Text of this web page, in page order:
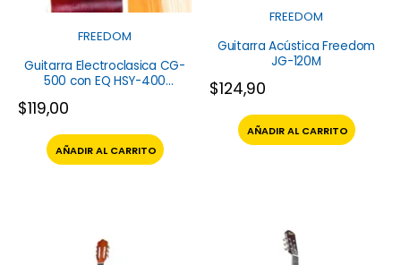
FREEDOM
Guitarra Electroclasica CG-
500 con EQ HSY-400
$119,00
AÑADIR AL CARRITO
FREEDOM
Guitarra Acústica Freedom
JG-120M
$124,90
AÑADIR AL CARRITO